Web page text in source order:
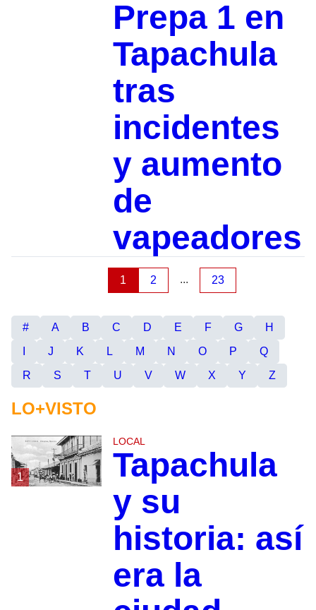
Prepa 1 en
Tapachula
tras
incidentes
y aumento
de
vapeadores
1 2 ... 23
# A B C D E F G
H
J K L M N O P
Q
R
S T U V W X Y Z
LO+VISTO
1
LOCAL
Tapachula
y su
historia: así
era la